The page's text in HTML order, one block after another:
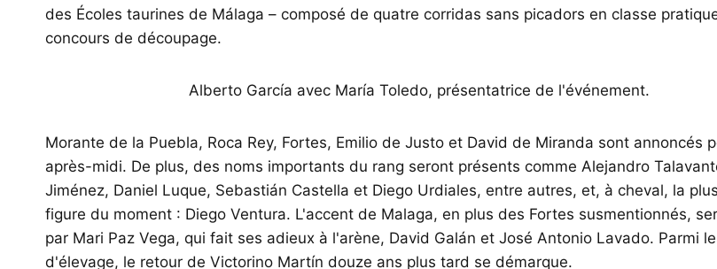
des Écoles taurines de Málaga – composé de quatre corridas sans picadors en classe
concours de découpage.
Alberto García avec María Toledo, présentatrice de l'événement.
Morante de la Puebla, Roca Rey, Fortes, Emilio de Justo et David de Miranda sont annoncés
après-midi. De plus, des noms importants du rang seront présents comme Alejandro
Jiménez, Daniel Luque, Sebastián Castella et Diego Urdiales, entre autres, et, à cheval, la
figure du moment : Diego Ventura. L'accent de Malaga, en plus des Fortes susmentionnés,
par Mari Paz Vega, qui fait ses adieux à l'arène, David Galán et José Antonio Lavado. Parmi
d'élevage, le retour de Victorino Martín douze ans plus tard se démarque.